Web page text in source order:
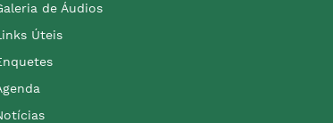
de Áudios
Úteis